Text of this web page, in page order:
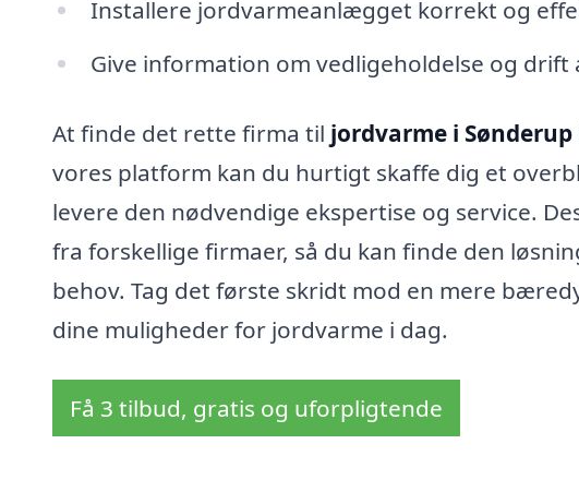
Installere jordvarmeanlægget korrekt og
Give information om vedligeholdelse og
At finde det rette firma til jordvarme i Sønderup
vores platform kan du hurtigt skaffe dig et
levere den nødvendige ekspertise og service.
fra forskellige firmaer, så du kan finde den
behov. Tag det første skridt mod en mere
dine muligheder for jordvarme i dag.
Få 3 tilbud, gratis og uforpligtende